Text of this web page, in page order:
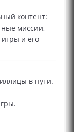
контент:
миссии,
и его
в пути.